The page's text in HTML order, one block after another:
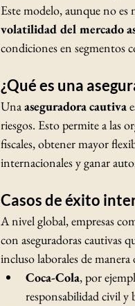
Este modelo, aunque no
volatilidad del mercado
condiciones en segmentos
¿Qué es una
Una aseguradora cautiva
riesgos. Esto permite a las
fiscales, obtener mayor
internacionales y ganar
Casos de éxito
A nivel global, empresas
con aseguradoras cautivas
incluso laborales de manera
Coca-Cola, por
responsabilidad civil y